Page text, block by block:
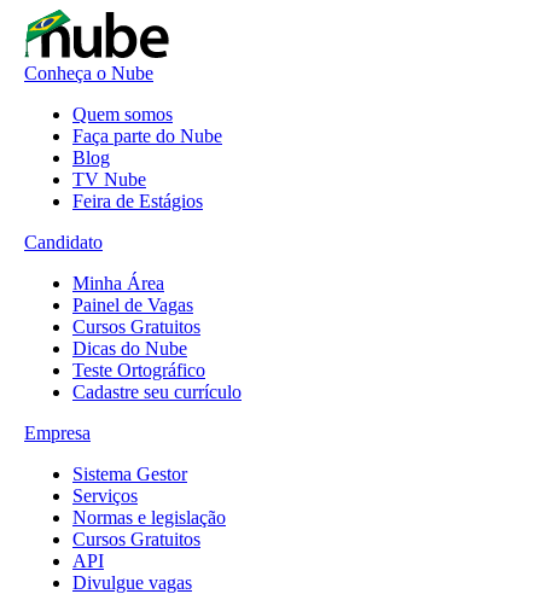
Conheça o Nube
Quem somos
Faça parte do Nube
Blog
TV Nube
Feira de Estágios
Candidato
Minha Área
Painel de Vagas
Cursos Gratuitos
Dicas do Nube
Teste Ortográfico
Cadastre seu currículo
Empresa
Sistema Gestor
Serviços
Normas e legislação
Cursos Gratuitos
API
Divulgue vagas